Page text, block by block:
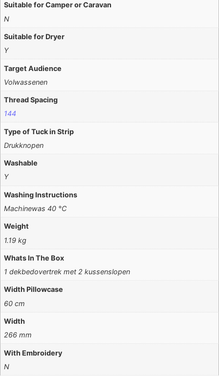
Suitable for Camper or Caravan
N
Suitable for Dryer
Y
Target Audience
Volwassenen
Thread Spacing
144
Type of Tuck in Strip
Drukknopen
Washable
Y
Washing Instructions
Machinewas 40 °C
Weight
1.19 kg
Whats In The Box
1 dekbedovertrek met 2 kussenslopen
Width Pillowcase
60 cm
Width
266 mm
With Embroidery
N